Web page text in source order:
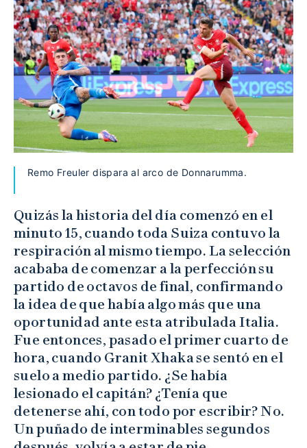
Remo Freuler dispara al arco de Donnarumma.
Quizás la historia del día comenzó en el
minuto 15, cuando toda Suiza contuvo la
respiración al mismo tiempo. La selección
acababa de comenzar a la perfección su
partido de octavos de final, confirmando
la idea de que había algo más que una
oportunidad ante esta atribulada Italia.
Fue entonces, pasado el primer cuarto de
hora, cuando Granit Xhaka se sentó en el
suelo a medio partido. ¿Se había
lesionado el capitán? ¿Tenía que
detenerse ahí, con todo por escribir? No.
Un puñado de interminables segundos